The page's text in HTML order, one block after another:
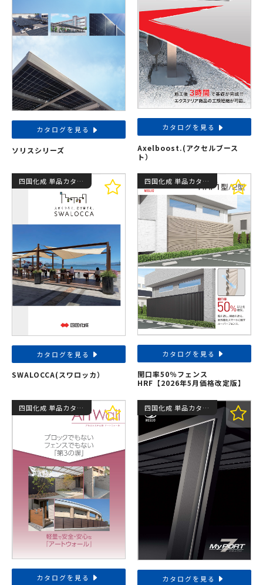
カタログを見る
ソリスシリーズ
カタログを見る
Axelboost.(アクセルブース
ト）
四国化成 単品カタログ
カタログを見る
SWALOCCA(スワロッカ）
四国化成 単品カタログ
カタログを見る
開口率50％フェンス
HRF【2026年5月価格改定版】
四国化成 単品カタログ
カタログを見る
四国化成 単品カタログ
カタログを見る